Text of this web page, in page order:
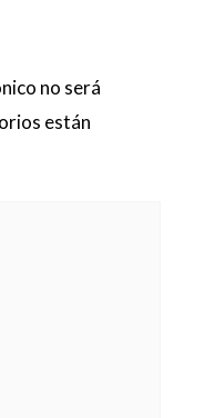
no será
están